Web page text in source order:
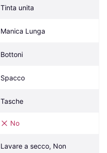
Tinta unita
Manica Lunga
Bottoni
Spacco
Tasche
No
Lavare a secco, Non